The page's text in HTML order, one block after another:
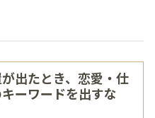
出たとき、恋愛・仕
ーワードを出すな